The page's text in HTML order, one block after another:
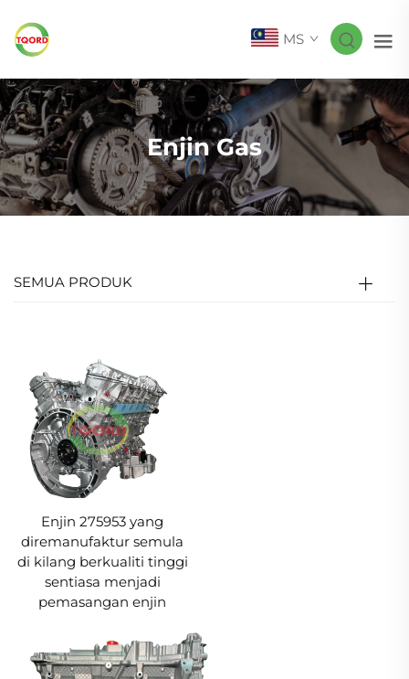
MS
Enjin Gas
SEMUA PRODUK
Enjin 275953 yang
diremanufaktur semula
di kilang berkualiti tinggi
sentiasa menjadi
pemasangan enjin